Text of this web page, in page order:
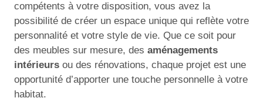
compétents à votre disposition, vous avez la
possibilité de créer un espace unique qui reflète votre
personnalité et votre style de vie. Que ce soit pour
des meubles sur mesure, des aménagements
intérieurs ou des rénovations, chaque projet est une
opportunité d’apporter une touche personnelle à votre
habitat.